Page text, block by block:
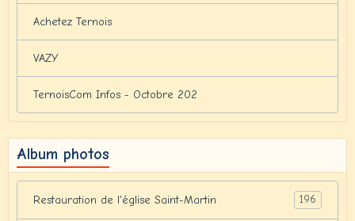
Achetez Ternois
VAZY
TernoisCom Infos - Octobre 202
Album photos
Restauration de l'église Saint-Martin 196